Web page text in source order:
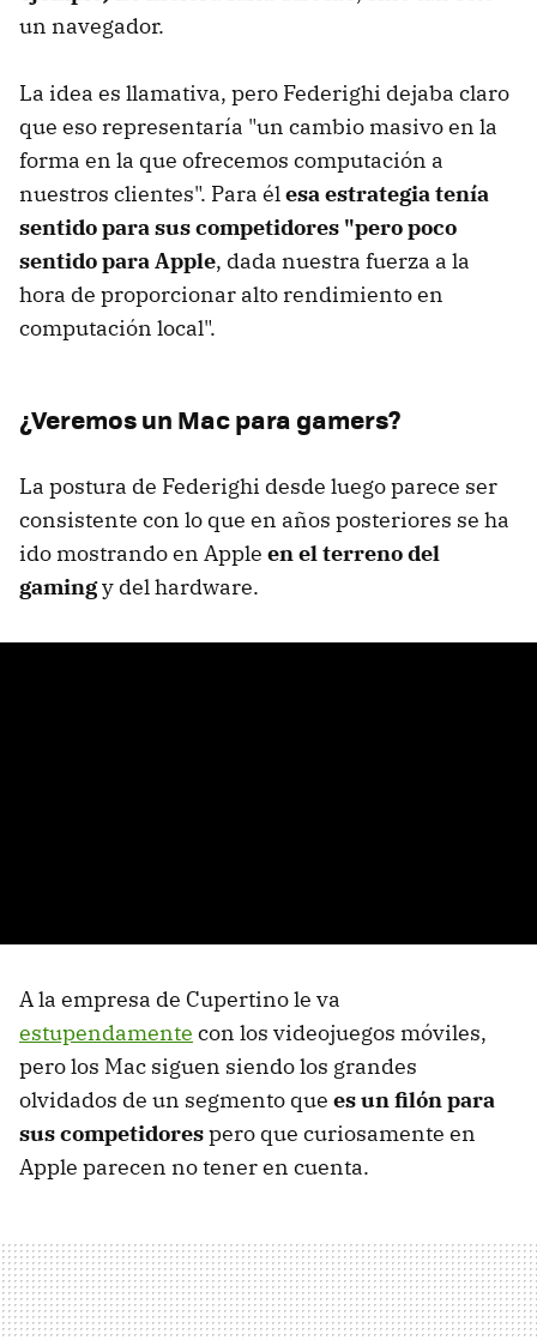
un navegador.
La idea es llamativa, pero Federighi dejaba claro
que eso representaría "un cambio masivo en la
forma en la que ofrecemos computación a
nuestros clientes". Para élesa estrategia tenía
sentido para sus competidores "pero poco
sentido para Apple, dada nuestra fuerza a la
hora de proporcionar alto rendimiento en
computación local".
¿Veremos un Mac para gamers?
La postura de Federighi desde luego parece ser
consistente con lo que en años posteriores se ha
ido mostrando en Apple en el terreno del
gamingy del hardware.
A la empresa de Cupertino le va
estupendamente con los videojuegos móviles,
pero los Mac siguen siendo los grandes
olvidados de un segmento que es un filón para
sus competidorespero que curiosamente en
Apple parecen no tener en cuenta.